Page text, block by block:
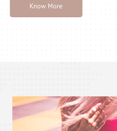
Know More